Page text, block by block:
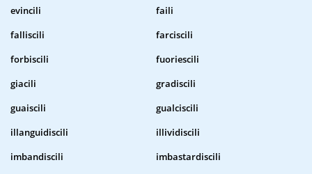
evincili
faili
falliscili
farciscili
forbiscili
fuoriescili
giacili
gradiscili
guaiscili
gualciscili
illanguidiscili
illividiscili
imbandiscili
imbastardiscili